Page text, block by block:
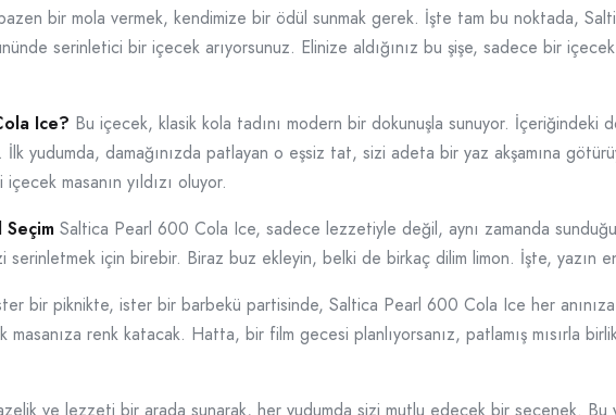
bir mola vermek, kendimize bir ödül sunmak gerek. İşte tam bu noktada,
serinletici bir içecek arıyorsunuz. Elinize aldığınız bu şişe, sadece bir
Ice? Bu içecek, klasik kola tadını modern bir dokunuşla sunuyor. İçeriğindeki
İlk yudumda, damağınızda patlayan o eşsiz tat, sizi adeta bir yaz akşamına
masanın yıldızı oluyor.
Saltica Pearl 600 Cola Ice, sadece lezzetiyle değil, aynı zamanda
serinletmek için birebir. Biraz buz ekleyin, belki de birkaç dilim limon. İşte, yazın
bir piknikte, ister bir barbekü partisinde, Saltica Pearl 600 Cola Ice her anınıza
renk katacak. Hatta, bir film gecesi planlıyorsanız, patlamış mısırla